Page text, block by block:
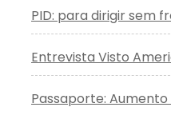
PID: para dirigir sem
Entrevista Visto
Passaporte: